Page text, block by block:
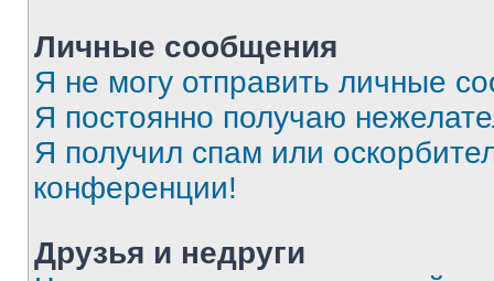
Личные сообщения
Я не могу отправить личные
Я постоянно получаю
Я получил спам или
конференции!
Друзья и недруги